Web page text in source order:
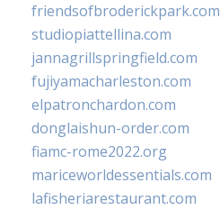
friendsofbroderickpark.com
studiopiattellina.com
jannagrillspringfield.com
fujiyamacharleston.com
elpatronchardon.com
donglaishun-order.com
fiamc-rome2022.org
mariceworldessentials.com
lafisheriarestaurant.com